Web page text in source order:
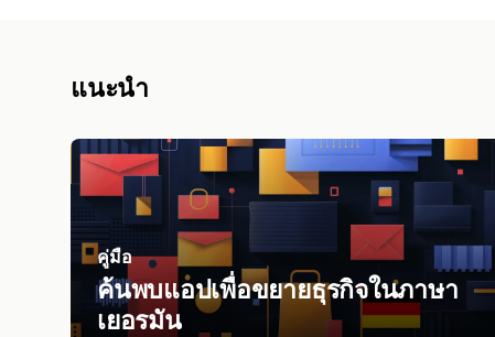
แนะนำ
คู่มือ
ค้นพบแอปเพื่อขยายธุรกิจในภาษา
เยอรมัน